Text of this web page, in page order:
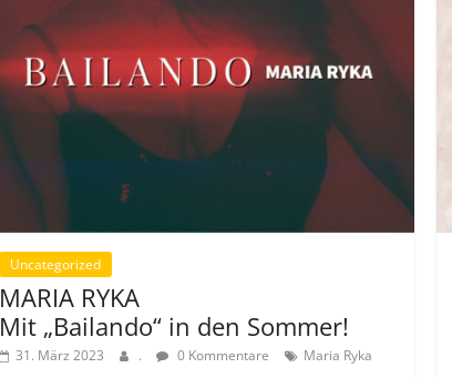
Uncategorized
MARIA RYKA
Mit „Bailando“ in den Sommer!
31. März 2023 . 0 Kommentare Maria Ryka